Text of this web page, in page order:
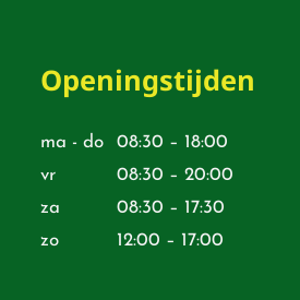
Openingstijden
ma - do
vr
za
zo
08:30 – 18:00
08:30 – 20:00
08:30 – 17:30
12:00 – 17:00